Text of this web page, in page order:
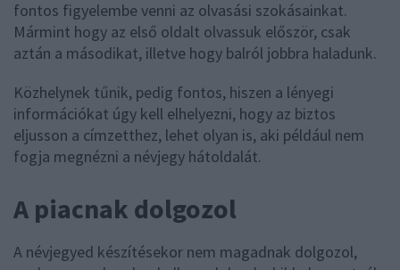
fontos figyelembe venni az olvasási szokásainkat.
Mármint hogy az első oldalt olvassuk először, csak
aztán a másodikat, illetve hogy balról jobbra haladunk.
Közhelynek tűnik, pedig fontos, hiszen a lényegi
információkat úgy kell elhelyezni, hogy az biztos
eljusson a címzetthez, lehet olyan is, aki például nem
fogja megnézni a névjegy hátoldalát.
A piacnak dolgozol
A névjegyed készítésekor nem magadnak dolgozol,